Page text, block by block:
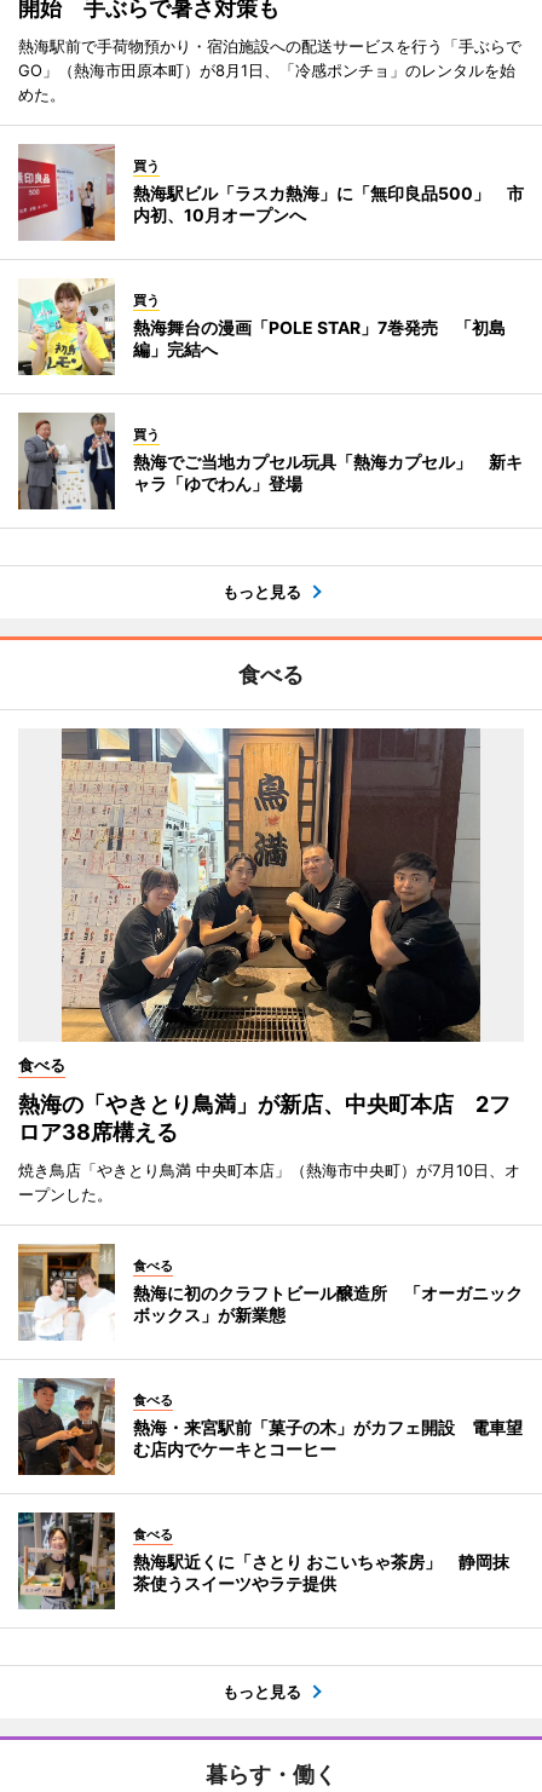
開始 手ぶらで暑さ対策も
熱海駅前で手荷物預かり・宿泊施設への配送サービスを行う「手ぶらで
GO」（熱海市田原本町）が8月1日、「冷感ポンチョ」のレンタルを始
めた。
買う
熱海駅ビル「ラスカ熱海」に「無印良品500」 市
内初、10月オープンへ
買う
熱海舞台の漫画「POLE STAR」7巻発売 「初島
編」完結へ
買う
熱海でご当地カプセル玩具「熱海カプセル」 新キ
ャラ「ゆでわん」登場
もっと見る
食べる
食べる
熱海の「やきとり鳥満」が新店、中央町本店 2フ
ロア38席構える
焼き鳥店「やきとり鳥満 中央町本店」（熱海市中央町）が7月10日、オ
ープンした。
食べる
熱海に初のクラフトビール醸造所 「オーガニック
ボックス」が新業態
食べる
熱海・来宮駅前「菓子の木」がカフェ開設 電車望
む店内でケーキとコーヒー
食べる
熱海駅近くに「さとり おこいちゃ茶房」 静岡抹
茶使うスイーツやラテ提供
もっと見る
暮らす・働く